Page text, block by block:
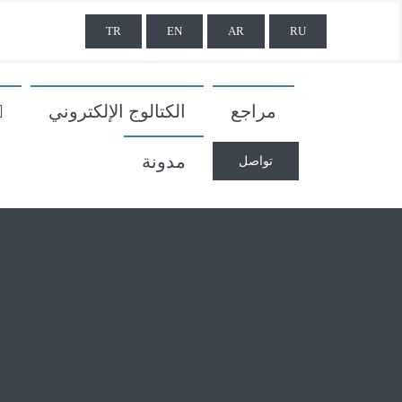
TR EN AR RU
الكتالوج الإلكتروني مراجع
مدونة تواصل